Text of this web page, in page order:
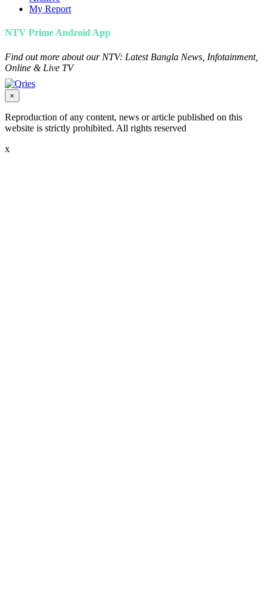
My Report
NTV Prime Android App
Find out more about our NTV: Latest Bangla News, Infotainment,
Online & Live TV
×
Reproduction of any content, news or article published on this
website is strictly prohibited. All rights reserved
x